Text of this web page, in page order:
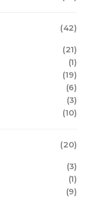
(42)
(21)
(1)
(19)
(6)
(3)
(10)
(20)
(3)
(1)
(9)